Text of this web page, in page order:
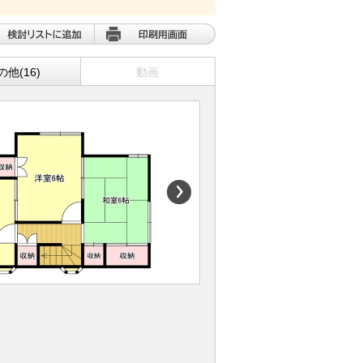
他(16) 動画